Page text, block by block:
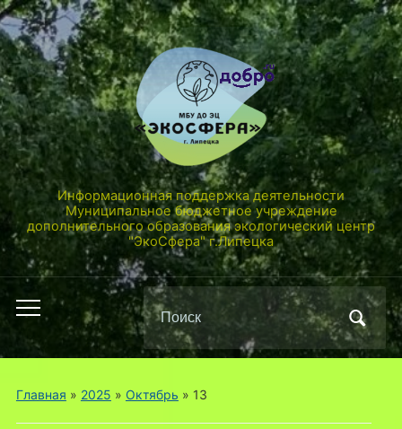
Информационная поддержка деятельности
Муниципальное бюджетное учреждение
дополнительного образования экологический центр
"ЭкоСфера" г.Липецка
Переключить
мобильное
меню
Поиск
по:
Главная » 2025 » Октябрь » 13